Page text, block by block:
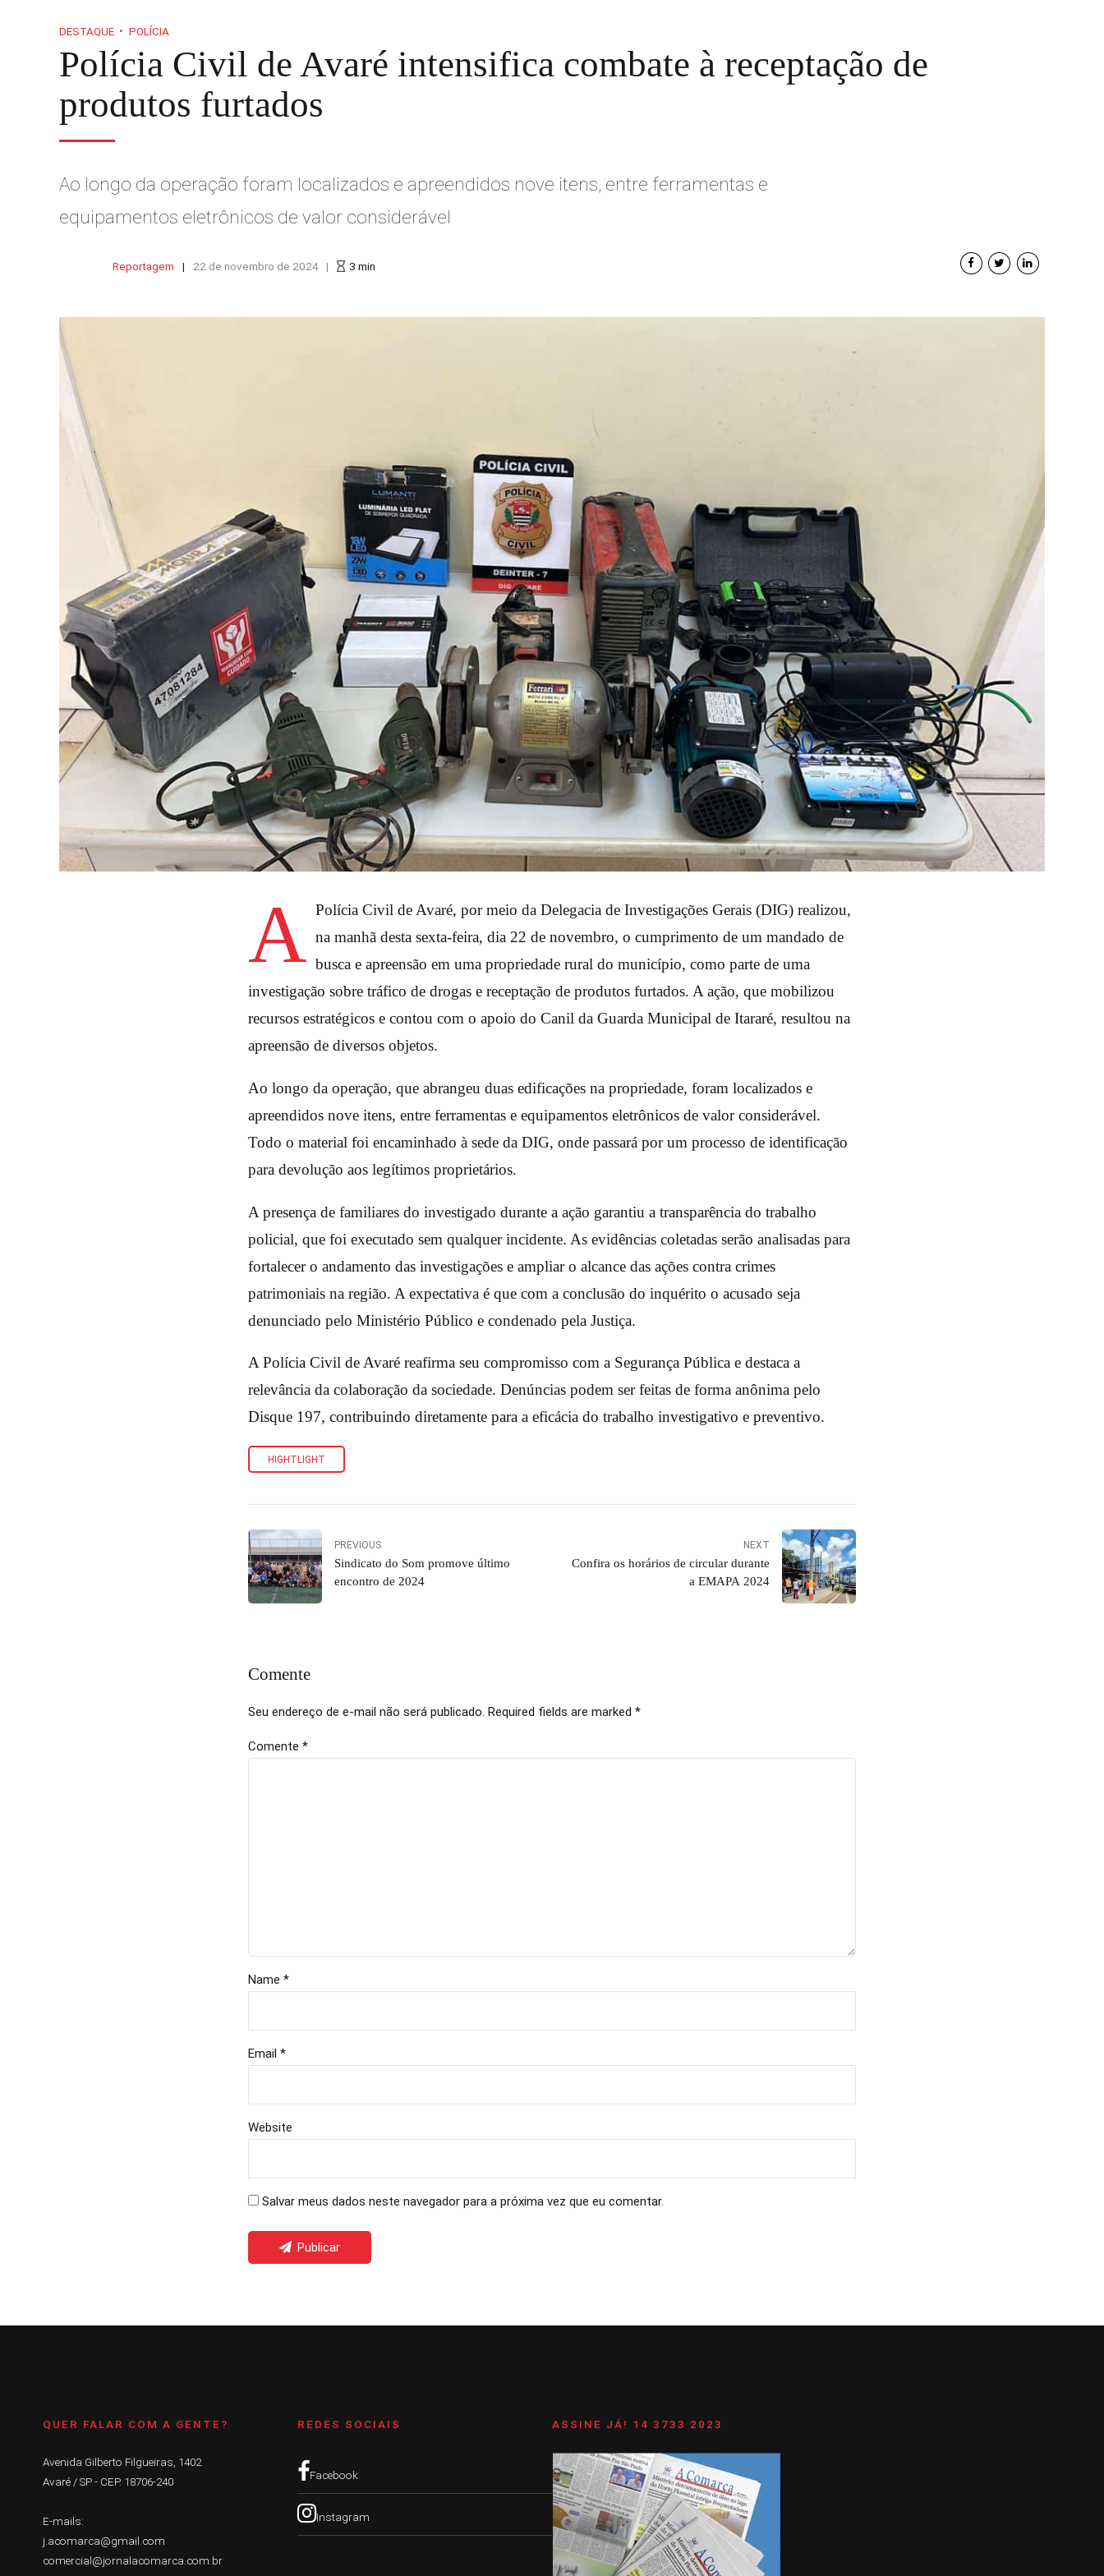
DESTAQUE POLÍCIA
Polícia Civil de Avaré intensifica combate à receptação de
produtos furtados
Ao longo da operação foram localizados e apreendidos nove itens, entre ferramentas e
equipamentos eletrônicos de valor considerável
Reportagem 22 de novembro de 2024 3 min
A Polícia Civil de Avaré, por meio da Delegacia de Investigações Gerais (DIG) realizou,
na manhã desta sexta-feira, dia 22 de novembro, o cumprimento de um mandado de
busca e apreensão em uma propriedade rural do município, como parte de uma
investigação sobre tráfico de drogas e receptação de produtos furtados. A ação, que mobilizou
recursos estratégicos e contou com o apoio do Canil da Guarda Municipal de Itararé, resultou na
apreensão de diversos objetos.
Ao longo da operação, que abrangeu duas edificações na propriedade, foram localizados e
apreendidos nove itens, entre ferramentas e equipamentos eletrônicos de valor considerável.
Todo o material foi encaminhado à sede da DIG, onde passará por um processo de identificação
para devolução aos legítimos proprietários.
A presença de familiares do investigado durante a ação garantiu a transparência do trabalho
policial, que foi executado sem qualquer incidente. As evidências coletadas serão analisadas para
fortalecer o andamento das investigações e ampliar o alcance das ações contra crimes
patrimoniais na região. A expectativa é que com a conclusão do inquérito o acusado seja
denunciado pelo Ministério Público e condenado pela Justiça.
A Polícia Civil de Avaré reafirma seu compromisso com a Segurança Pública e destaca a
relevância da colaboração da sociedade. Denúncias podem ser feitas de forma anônima pelo
Disque 197, contribuindo diretamente para a eficácia do trabalho investigativo e preventivo.
HIGHTLIGHT
PREVIOUS
Sindicato do Som promove último
encontro de 2024
NEXT
Confira os horários de circular durante
a EMAPA 2024
Comente
Seu endereço de e-mail não será publicado. Required fields are marked *
Comente *
Name *
Email *
Website
Salvar meus dados neste navegador para a próxima vez que eu comentar.
Publicar
QUER FALAR COM A GENTE?
Avenida Gilberto Filgueiras, 1402
Avaré / SP - CEP. 18706-240
E-mails:
j.acomarca@gmail.com
comercial@jornalacomarca.com.br
REDES SOCIAIS
Facebook
Instagram
ASSINE JÁ! 14 3733 2023